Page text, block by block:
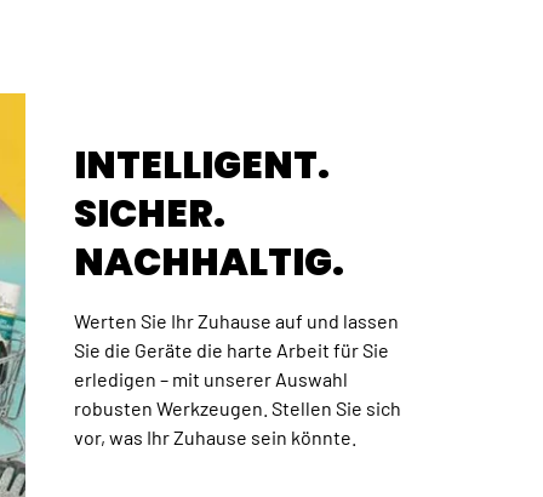
Satz Werkzeuge und Bohrer, 120-tlg., HSS
INTELLIGENT.
SICHER.
NACHHALTIG.
Werten Sie Ihr Zuhause auf und lassen
Sie die Geräte die harte Arbeit für Sie
erledigen – mit unserer Auswahl
robusten Werkzeugen. Stellen Sie sich
vor, was Ihr Zuhause sein könnte.